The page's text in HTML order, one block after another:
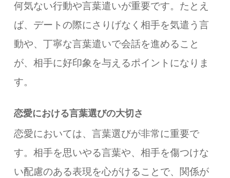
何気ない行動や言葉遣いが重要です。たとえ
ば、デートの際にさりげなく相手を気遣う言
動や、丁寧な言葉遣いで会話を進めること
が、相手に好印象を与えるポイントになりま
す。
恋愛における言葉選びの大切さ
恋愛においては、言葉選びが非常に重要で
す。相手を思いやる言葉や、相手を傷つけな
い配慮のある表現を心がけることで、関係が